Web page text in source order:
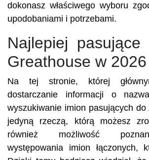
dokonasz właściwego wyboru
upodobaniami i potrzebami.
Najlepiej
Greathouse w
Na tej stronie, której
dostarczanie informacji o
wyszukiwanie imion pasujących
jedyną rzeczą, którą możesz
również możliwość
występowania imion łączonych,